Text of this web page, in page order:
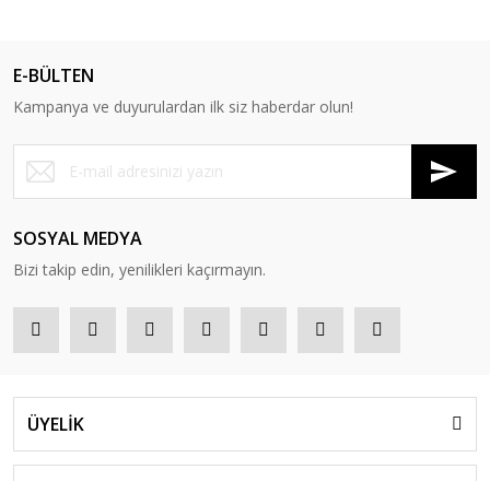
E-BÜLTEN
Kampanya ve duyurulardan ilk siz haberdar olun!
SOSYAL MEDYA
Bizi takip edin, yenilikleri kaçırmayın.
ÜYELİK